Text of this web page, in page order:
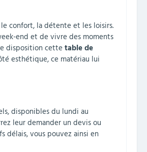
confort, la détente et les loisirs.
end et de vivre des moments
disposition cette table de
esthétique, ce matériau lui
disponibles du lundi au
leur demander un devis ou
délais, vous pouvez ainsi en